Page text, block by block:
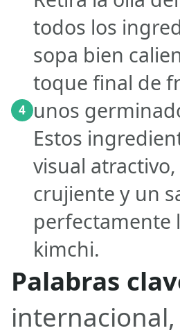
4
todos los
sopa bien
toque final de
unos
Estos
visual
crujiente y un
perfectamente
kimchi.
Palabras
internacional,